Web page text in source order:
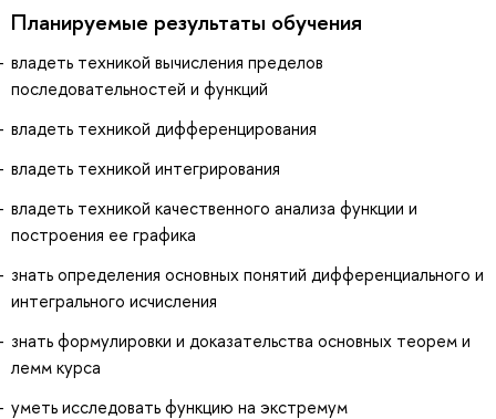
Планируемые результаты обучения
владеть техникой вычисления пределов
последовательностей и функций
владеть техникой дифференцирования
владеть техникой интегрирования
владеть техникой качественного анализа функции и
построения ее графика
знать определения основных понятий дифференциального и
интегрального исчисления
знать формулировки и доказательства основных теорем и
лемм курса
уметь исследовать функцию на экстремум